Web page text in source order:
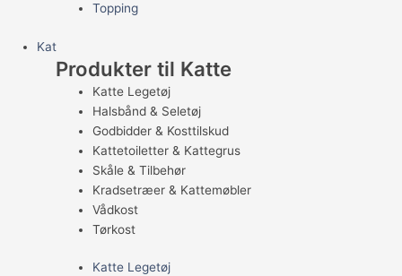
Topping
Kat
Produkter til Katte
Katte Legetøj
Halsbånd & Seletøj
Godbidder & Kosttilskud
Kattetoiletter & Kattegrus
Skåle & Tilbehør
Kradsetræer & Kattemøbler
Vådkost
Tørkost
Katte Legetøj